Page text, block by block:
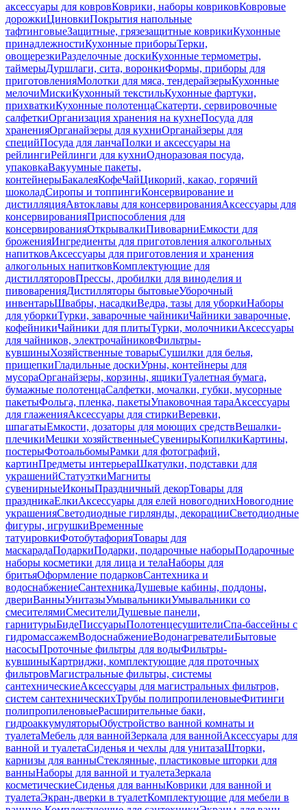
аксессуары для ковровКоврики, наборы ковриковКовровые
дорожкиЦиновкиПокрытия напольные
тафтинговыеЗащитные, грязезащитные коврикиКухонные
принадлежностиКухонные приборыТерки,
овощерезкиРазделочные доскиКухонные термометры,
таймерыДуршлаги, сита, воронкиФормы, приборы для
приготовленияМолотки для мяса, тендерайзерыКухонные
мелочиМискиКухонный текстильКухонные фартуки,
прихваткиКухонные полотенцаСкатерти, сервировочные
салфеткиОрганизация хранения на кухнеПосуда для
храненияОрганайзеры для кухниОрганайзеры для
специйПосуда для ланчаПолки и аксессуары на
рейлингиРейлинги для кухниОдноразовая посуда,
упаковкаВакуумные пакеты,
контейнерыБакалеяКофеЧайЦикорий, какао, горячий
шоколадСиропы и топпингиКонсервирование и
дистилляцияАвтоклавы для консервированияАксессуары для
консервированияПриспособления для
консервированияОткрывалкиПивоварниЕмкости для
броженияИнгредиенты для приготовления алкогольных
напитковАксессуары для приготовления и хранения
алкогольных напитковКомплектующие для
дистилляторовПрессы, дробилки для виноделия и
пивоваренияДистилляторы бытовыеУборочный
инвентарьШвабры, насадкиВедра, тазы для уборкиНаборы
для уборкиТурки, заварочные чайникиЧайники заварочные,
кофейникиЧайники для плитыТурки, молочникиАксессуары
для чайников, электрочайниковФильтры-
кувшиныХозяйственные товарыСушилки для белья,
прищепкиГладильные доскиУрны, контейнеры для
мусораОрганайзеры, корзины, ящикиТуалетная бумага,
бумажные полотенцаСалфетки, мочалки, губки, мусорные
пакетыФольга, пленка, пакетыУпаковочная тараАксессуары
для глаженияАксессуары для стиркиВеревки,
шпагатыЕмкости, дозаторы для моющих средствВешалки-
плечикиМешки хозяйственныеСувенирыКопилкиКартины,
постерыФотоальбомыРамки для фотографий,
картинПредметы интерьераШкатулки, подставки для
украшенийСтатуэткиМагниты
сувенирныеИконыПраздничный декорТовары для
праздникаЕлкиАксессуары для елей новогоднихНовогодние
украшенияСветодиодные гирлянды, декорацииСветодиодные
фигуры, игрушкиВременные
татуировкиФотобутафорияТовары для
маскарадаПодаркиПодарки, подарочные наборыПодарочные
наборы косметики для лица и телаНаборы для
бритьяОформление подарковСантехника и
водоснабжениеСантехникаДушевые кабины, поддоны,
двериВанныУнитазыУмывальникиУмывальники со
смесителямиСмесителиДушевые панели,
гарнитурыБидеПиссуарыПолотенцесушителиСпа-бассейны с
гидромассажемВодоснабжениеВодонагревателиБытовые
насосыПроточные фильтры для водыФильтры-
кувшиныКартриджи, комплектующие для проточных
фильтровМагистральные фильтры, системы
сантехническиеАксессуары для магистральных фильтров,
систем сантехническихТрубы полипропиленовыеФитинги
полипропиленовыеРасширительные баки,
гидроаккумуляторыОбустройство ванной комнаты и
туалетаМебель для ваннойЗеркала для ваннойАксессуары для
ванной и туалетаСиденья и чехлы для унитазаШторки,
карнизы для ванныСтеклянные, пластиковые шторки для
ванныНаборы для ванной и туалетаЗеркала
косметическиеСиденья для ванныКоврики для ванной и
туалетаЭкран-дверки в туалетКомплектующие для мебели в